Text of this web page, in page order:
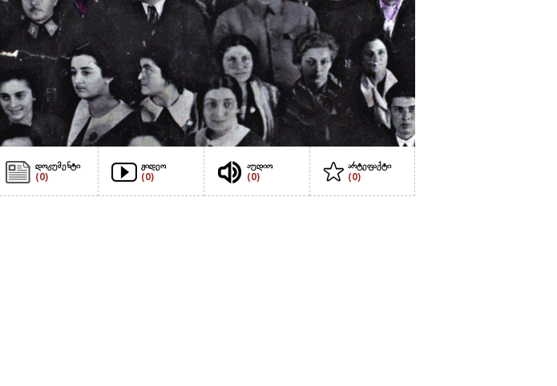
დოკუმენტი
(0)
ვიდეო
(0)
აუდიო
(0)
არტეფაქტი
(0)